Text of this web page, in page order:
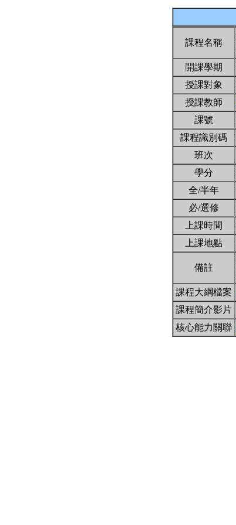
課程名稱
開課學期
授課對象
授課教師
課號
課程識別碼
班次
學分
全/半年
必/選修
上課時間
上課地點
備註
課程大綱檔案
課程簡介影片
核心能力關聯